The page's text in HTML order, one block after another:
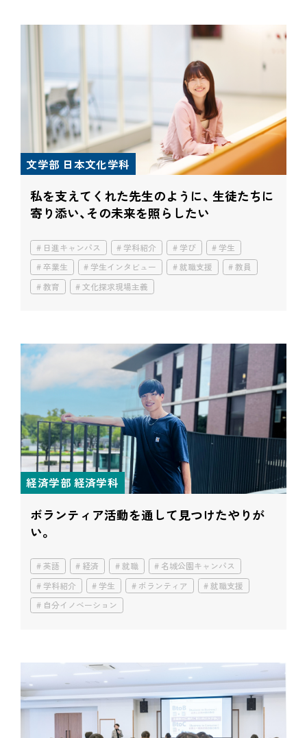
文学部 日本文化学科
私を支えてくれた先生のように、 生徒たちに
寄り添い、その未来を照らしたい
日進キャンパス 学科紹介 学び
学生
卒業生
学生インタビュー 就職支援
教員
教育
文化探求現場主義
経済学部 経済学科
ボランティア活動を通して見つけたやりが
い。
英語 経済 就職
名城公園キャンパス
学科紹介
学生 ボランティア
就職支援
自分イノベーション